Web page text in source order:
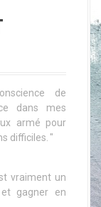
de
dans mes
armé pour
difficiles. "
vraiment un
gagner en